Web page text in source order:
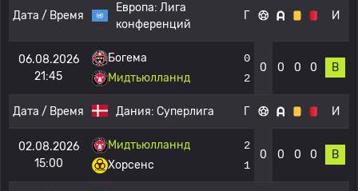
Дата / Время
Европа: Лига
конференций
Г И
06.08.2026
21:45
Богема
Мидтьюлланнд
0
2
0 0 0 0 В
Дата / Время Дания: Суперлига Г И
02.08.2026
15:00
Мидтьюлланнд
Хорсенс
2
1
0 0 0 0 В